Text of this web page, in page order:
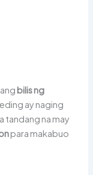
bilis ng
ay naging
tandang na may
para makabuo